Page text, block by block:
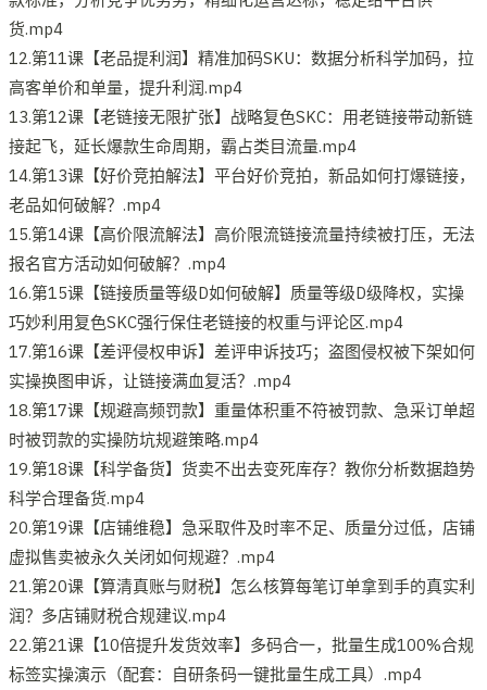
货.mp4
12.第11课【老品提利润】精准加码SKU：数据分析科学加码，拉
高客单价和单量，提升利润.mp4
13.第12课【老链接无限扩张】战略复色SKC：用老链接带动新链
接起飞，延长爆款生命周期，霸占类目流量.mp4
14.第13课【好价竞拍解法】平台好价竞拍，新品如何打爆链接，
老品如何破解？.mp4
15.第14课【高价限流解法】高价限流链接流量持续被打压，无法
报名官方活动如何破解？.mp4
16.第15课【链接质量等级D如何破解】质量等级D级降权，实操
巧妙利用复色SKC强行保住老链接的权重与评论区.mp4
17.第16课【差评侵权申诉】差评申诉技巧；盗图侵权被下架如何
实操换图申诉，让链接满血复活？.mp4
18.第17课【规避高频罚款】重量体积重不符被罚款、急采订单超
时被罚款的实操防坑规避策略.mp4
19.第18课【科学备货】货卖不出去变死库存？教你分析数据趋势
科学合理备货.mp4
20.第19课【店铺维稳】急采取件及时率不足、质量分过低，店铺
虚拟售卖被永久关闭如何规避？.mp4
21.第20课【算清真账与财税】怎么核算每笔订单拿到手的真实利
润？多店铺财税合规建议.mp4
22.第21课【10倍提升发货效率】多码合一，批量生成100%合规
标签实操演示（配套：自研条码一键批量生成工具）.mp4